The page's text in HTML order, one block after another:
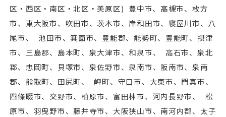
区・⻄区・南区・北区・美原区) 豊中市、高槻市、枚方
市、東⼤阪市、吹田市、茨木市、岸和田市、寝屋川市、八
尾市、 池田市、箕面市、豊能郡、能勢町、豊能町、摂津
市、三島郡、島本町、泉⼤津市、和泉市、 高石市、泉北
郡、忠岡町、貝塚市、泉佐野市、泉南市、阪南市、泉南
郡、熊取町、田尻町、 岬町、守口市、⼤東市、門真市、
四條畷市、交野市、柏原市、富田林市、河内⻑野市、 松
原市、羽曳野市、藤井寺市、⼤阪狭山市、南河内郡、太子